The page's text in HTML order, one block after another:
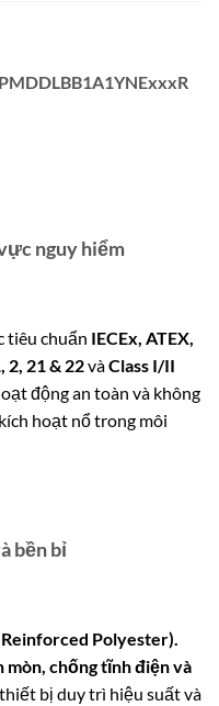
nguy hiểm
tiêu chuẩn IECEx, ATEX,
2, 21 & 22vàClass I/II
động an toàn và không
hoạt nổ trong môi
bền bỉ
Reinforced Polyester).
mòn, chống tĩnh điện và
bị duy trì hiệu suất và